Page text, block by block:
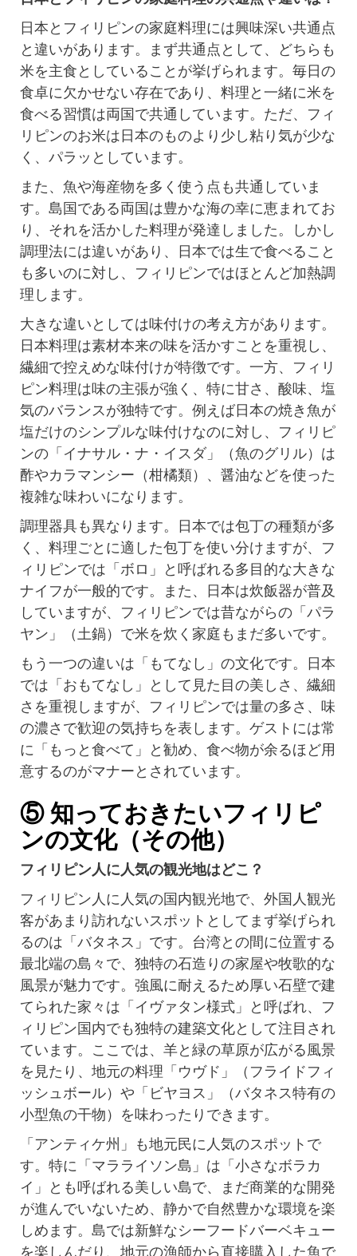
日本とフィリピンの家庭料理には興味深い共通点
と違いがあります。まず共通点として、どちらも
米を主食としていることが挙げられます。毎日の
食卓に欠かせない存在であり、料理と一緒に米を
食べる習慣は両国で共通しています。ただ、フィ
リピンのお米は日本のものより少し粘り気が少な
く、パラッとしています。
また、魚や海産物を多く使う点も共通していま
す。島国である両国は豊かな海の幸に恵まれてお
り、それを活かした料理が発達しました。しかし
調理法には違いがあり、日本では生で食べること
も多いのに対し、フィリピンではほとんど加熱調
理します。
大きな違いとしては味付けの考え方があります。
日本料理は素材本来の味を活かすことを重視し、
繊細で控えめな味付けが特徴です。一方、フィリ
ピン料理は味の主張が強く、特に甘さ、酸味、塩
気のバランスが独特です。例えば日本の焼き魚が
塩だけのシンプルな味付けなのに対し、フィリピ
ンの「イナサル・ナ・イスダ」（魚のグリル）は
酢やカラマンシー（柑橘類）、醤油などを使った
複雑な味わいになります。
調理器具も異なります。日本では包丁の種類が多
く、料理ごとに適した包丁を使い分けますが、フ
ィリピンでは「ボロ」と呼ばれる多目的な大きな
ナイフが一般的です。また、日本は炊飯器が普及
していますが、フィリピンでは昔ながらの「パラ
ヤン」（土鍋）で米を炊く家庭もまだ多いです。
もう一つの違いは「もてなし」の文化です。日本
では「おもてなし」として見た目の美しさ、繊細
さを重視しますが、フィリピンでは量の多さ、味
の濃さで歓迎の気持ちを表します。ゲストには常
に「もっと食べて」と勧め、食べ物が余るほど用
意するのがマナーとされています。
⑤ 知っておきたいフィリピ
ンの文化（その他）
フィリピン人に人気の観光地はどこ？
フィリピン人に人気の国内観光地で、外国人観光
客があまり訪れないスポットとしてまず挙げられ
るのは「バタネス」です。台湾との間に位置する
最北端の島々で、独特の石造りの家屋や牧歌的な
風景が魅力です。強風に耐えるため厚い石壁で建
てられた家々は「イヴァタン様式」と呼ばれ、フ
ィリピン国内でも独特の建築文化として注目され
ています。ここでは、羊と緑の草原が広がる風景
を見たり、地元の料理「ウヴド」（フライドフィ
ッシュボール）や「ビヤヨス」（バタネス特有の
小型魚の干物）を味わったりできます。
「アンティケ州」も地元民に人気のスポットで
す。特に「マラライソン島」は「小さなボラカ
イ」とも呼ばれる美しい島で、まだ商業的な開発
が進んでいないため、静かで自然豊かな環境を楽
しめます。島では新鮮なシーフードバーベキュー
を楽しんだり、地元の漁師から直接購入した魚で